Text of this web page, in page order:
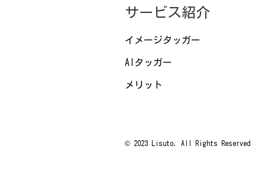
サービス紹介
イメージタッガー
AIタッガー
メリット
© 2023 Lisuto. All Rights Reserved